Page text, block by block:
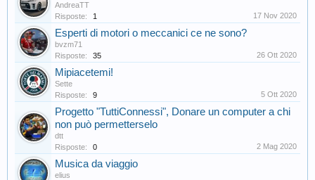
AndreaTT
Risposte:
1 17 Nov 2020
Esperti di motori o meccanici ce ne sono?
bvzm71
Risposte:
35 26 Ott 2020
Mipiacetemi!
Sette
Risposte:
9 5 Ott 2020
Progetto "TuttiConnessi", Donare un computer a chi
non può permetterselo
dtt
Risposte:
0 2 Mag 2020
Musica da viaggio
elius